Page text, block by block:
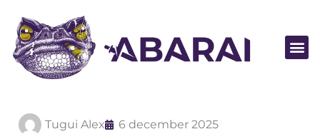
Tugui Alex
6 december 2025